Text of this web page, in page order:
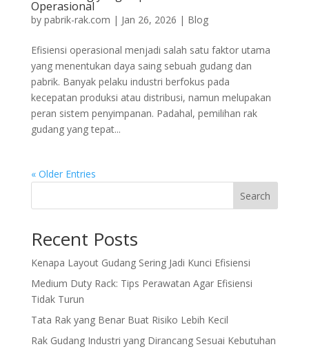
Operasional
by pabrik-rak.com | Jan 26, 2026 | Blog
Efisiensi operasional menjadi salah satu faktor utama
yang menentukan daya saing sebuah gudang dan
pabrik. Banyak pelaku industri berfokus pada
kecepatan produksi atau distribusi, namun melupakan
peran sistem penyimpanan. Padahal, pemilihan rak
gudang yang tepat...
« Older Entries
Search
Recent Posts
Kenapa Layout Gudang Sering Jadi Kunci Efisiensi
Medium Duty Rack: Tips Perawatan Agar Efisiensi
Tidak Turun
Tata Rak yang Benar Buat Risiko Lebih Kecil
Rak Gudang Industri yang Dirancang Sesuai Kebutuhan